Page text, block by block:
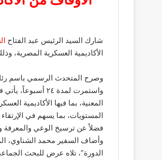
شارك السيد الرئيس عبد الفتاح
الأكاديمية العسكرية المصرية،
واستمرت لمدة
المعنية، بما فيها الأكاديمية
المستويات، بما يسهم في
فضلاً عن ترسيخ الوعي والمعرفة
وأضاف السفير محمد الشناوي،
الدورة”، تلاه عرض للبحث